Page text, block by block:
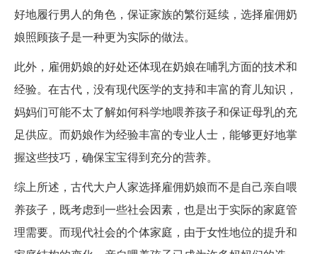
好地履行男人的角色，保证家族的繁衍延续，选择雇佣奶
娘照顾孩子是一种更为实际的做法。
此外，雇佣奶娘的好处还体现在奶娘在哺乳方面的技术和
经验。在古代，没有现代医学的支持和丰富的育儿知识，
妈妈们可能不太了解如何科学地喂养孩子和保证母乳的充
足供应。而奶娘作为经验丰富的专业人士，能够更好地掌
握这些技巧，确保宝宝得到充分的营养。
综上所述，古代大户人家选择雇佣奶娘而不是自己亲自喂
养孩子，既考虑到一些社会因素，也是出于实际的家庭管
理需要。而现代社会的个体家庭，由于女性地位的提升和